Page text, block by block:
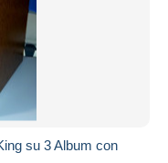
su 3 Album con